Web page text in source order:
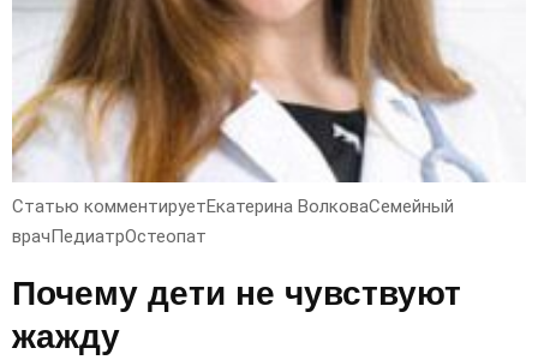
Статью комментируетЕкатерина ВолковаСемейный
врачПедиатрОстеопат
Почему дети не чувствуют
жажду